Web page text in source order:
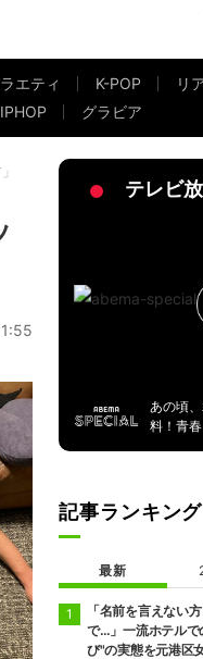
エティ K-POP リ
グラビア
テレビ
あの頃
料！青
記事ランキング
最新
「名前を言えない
で…」一流ホテルで
び"の実態を元港区